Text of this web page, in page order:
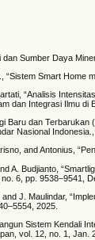
dan Sumber Daya
“Sistem Smart Home
“Analisis
dan Integrasi Ilmu di
Baru dan
Nasional
and Antonius,
A. Budjianto,
6, pp. 9538–9541,
and J. Maulindar,
2025.
Sistem Kendali
vol. 12, no. 1, Jan.